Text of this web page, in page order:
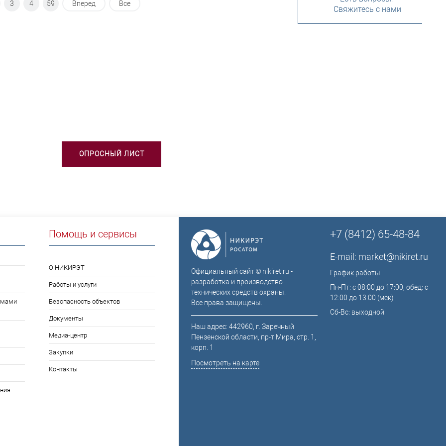
3 4 59 Вперед Все
Свяжитесь с нами
ОПРОСНЫЙ ЛИСТ
Помощь и сервисы
О НИКИРЭТ
Работы и услуги
Безопасность объектов
Документы
Медиа-центр
Закупки
Контакты
Официальный сайт © nikiret.ru -
разработка и производство
технических средств охраны.
Все права защищены.
Наш адрес: 442960, г. Заречный
Пензенской области, пр-т Мира, стр. 1,
корп. 1
Посмотреть на карте
+7 (8412) 65-48-84
E-mail: market@nikiret.ru
График работы
Пн-Пт: с 08:00 до 17:00, обед: с
12:00 до 13:00 (мск)
Сб-Вс: выходной